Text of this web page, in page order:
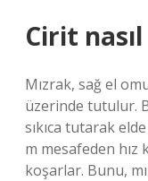
Cirit
Mızrak, sağ el
üzerinde tutulur.
sıkıca tutarak
m mesafeden hız
koşarlar. Bunu,